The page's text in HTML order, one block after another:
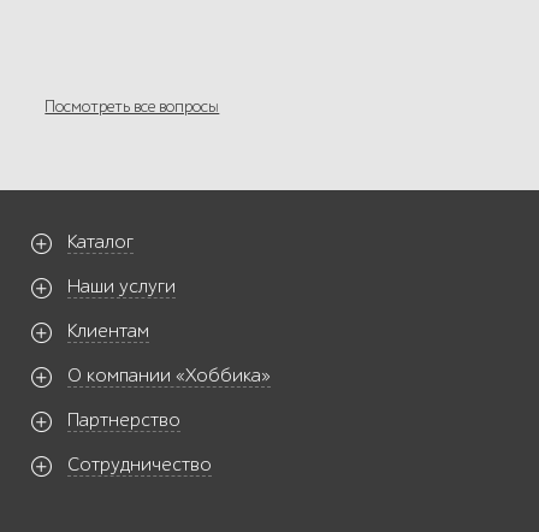
Посмотреть все вопросы
Каталог
Наши услуги
Клиентам
О компании «Хоббика»
Партнерство
Сотрудничество